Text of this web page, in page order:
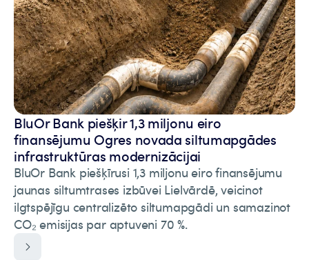
BluOr Bank piešķir 1,3 miljonu eiro
finansējumu Ogres novada siltumapgādes
infrastruktūras modernizācijai
BluOr Bank piešķīrusi 1,3 miljonu eiro finansējumu
jaunas siltumtrases izbūvei Lielvārdē, veicinot
ilgtspējīgu centralizēto siltumapgādi un samazinot
CO₂ emisijas par aptuveni 70 %.